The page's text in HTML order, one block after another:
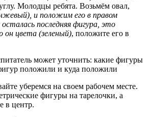
Молодцы ребята. Возьмём овал,
и положим его в правом
последняя фигура, это
он цвета (зеленый), положите его в
может уточнить: какие фигуры
положили и куда положили
уберемся на своем рабочем месте.
фигуры на тарелочки, а
в центр.